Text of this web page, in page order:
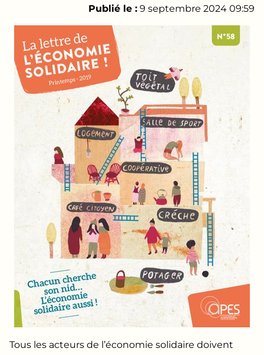
Publié le : 9 septembre 2024 09:59
Tous les acteurs de l’économie solidaire doivent